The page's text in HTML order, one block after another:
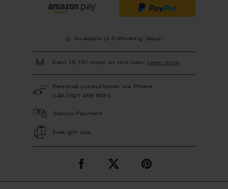
Available (3-5 Working days)
Earn 16,167 miles on this item. Learn more
Personal consultation via Phone
+49 3521 468 6630
Secure Payment
Free gift box